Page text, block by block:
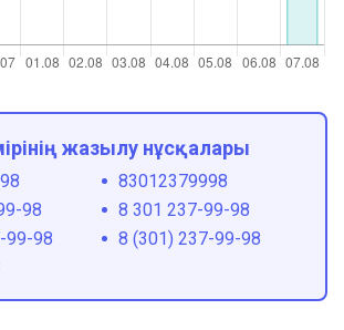
жазылу нұсқалары
83012379998
98
8 301 237-99-98
99-98
8 (301) 237-99-98